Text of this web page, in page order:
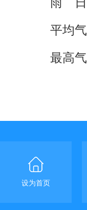
平均气
最高气
设为首页